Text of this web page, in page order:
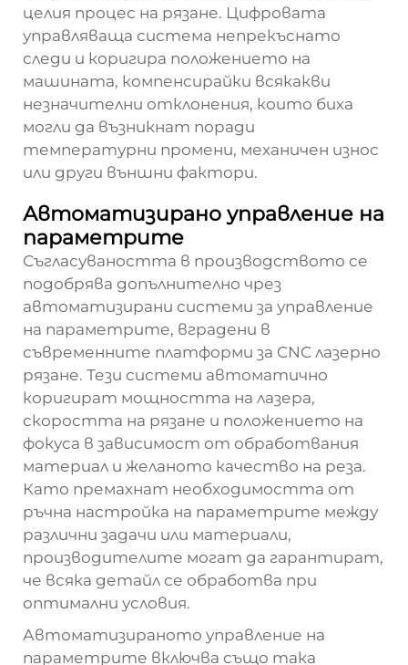
целия процес на рязане. Цифровата
управляваща система непрекъснато
следи и коригира положението на
машината, компенсирайки всякакви
незначителни отклонения, които биха
могли да възникнат поради
температурни промени, механичен износ
или други външни фактори.
Автоматизирано управление на
параметрите
Съгласуваността в производството се
подобрява допълнително чрез
автоматизирани системи за управление
на параметрите, вградени в
съвременните платформи за CNC лазерно
рязане. Тези системи автоматично
коригират мощността на лазера,
скоростта на рязане и положението на
фокуса в зависимост от обработвания
материал и желаното качество на реза.
Като премахнат необходимостта от
ръчна настройка на параметрите между
различни задачи или материали,
производителите могат да гарантират,
че всяка детайл се обработва при
оптимални условия.
Автоматизираното управление на
параметрите включва също така